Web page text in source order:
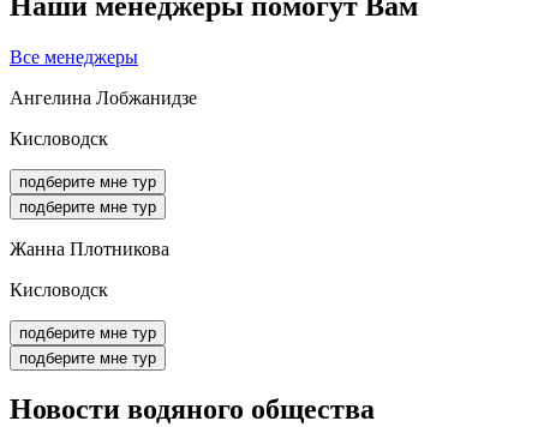
Все менеджеры
Ангелина Лобжанидзе
Кисловодск
подберите мне тур
подберите мне тур
Жанна Плотникова
Кисловодск
подберите мне тур
подберите мне тур
Новости водяного общества